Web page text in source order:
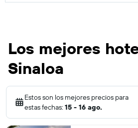
Los mejores
Sinaloa
Estos son los mejores precios para
estas fechas: 15 - 16 ago.